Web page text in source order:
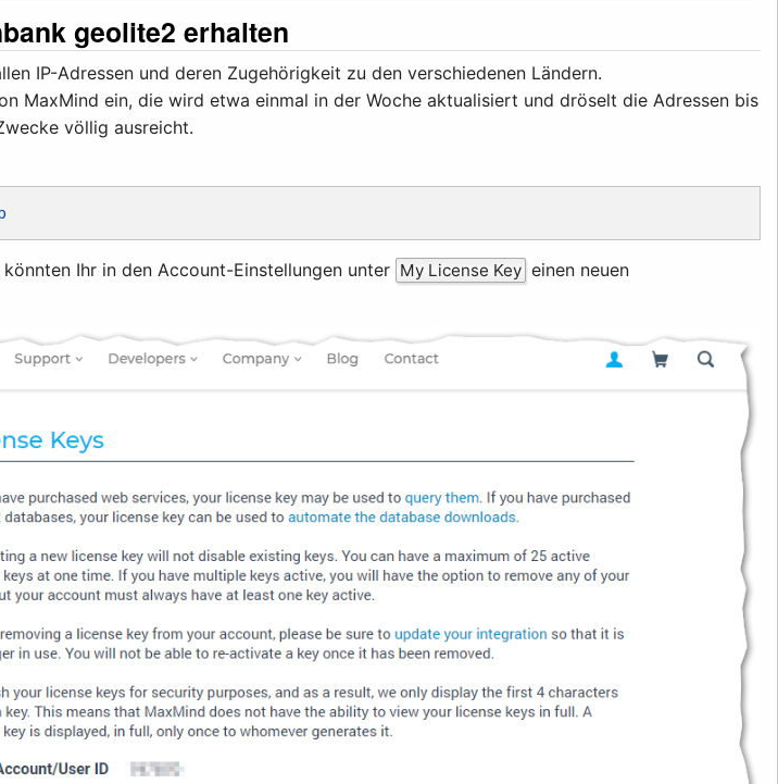
geolite2 erhalten
IP-Adressen und deren Zugehörigkeit zu den verschiedenen Ländern.
MaxMind ein, die wird etwa einmal in der Woche aktualisiert und dröselt die Adressen bis
völlig ausreicht.
Ihr in den Account-Einstellungen unter My License Key einen neuen